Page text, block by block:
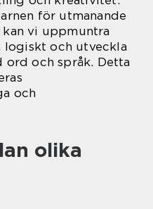
för utmanande
vi uppmuntra
logiskt och utveckla
och språk. Detta
och
olika